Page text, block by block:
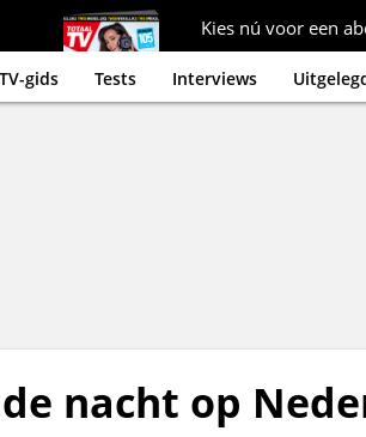
Kies nú voor een
TV-gids Tests Interviews
de nacht op